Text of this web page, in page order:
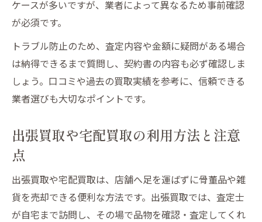
ケースが多いですが、業者によって異なるため事前確認
が必須です。
トラブル防止のため、査定内容や金額に疑問がある場合
は納得できるまで質問し、契約書の内容も必ず確認しま
しょう。口コミや過去の買取実績を参考に、信頼できる
業者選びも大切なポイントです。
出張買取や宅配買取の利用方法と注意
点
出張買取や宅配買取は、店舗へ足を運ばずに骨董品や雑
貨を売却できる便利な方法です。出張買取では、査定士
が自宅まで訪問し、その場で品物を確認・査定してくれ